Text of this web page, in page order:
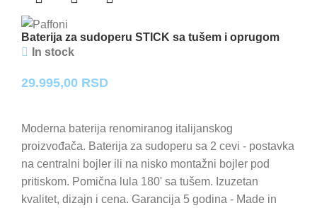
Baterija za sudoperu STICK sa tušem i oprugom
In stock
29.995,00 RSD
Moderna baterija renomiranog italijanskog
proizvođača. Baterija za sudoperu sa 2 cevi - postavka
na centralni bojler ili na nisko montažni bojler pod
pritiskom. Pomična lula 180' sa tušem. Izuzetan
kvalitet, dizajn i cena. Garancija 5 godina - Made in